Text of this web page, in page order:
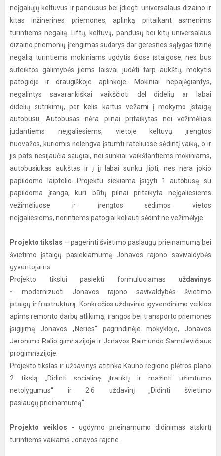
neįgaliųjų keltuvus ir pandusus bei įdiegti universalaus dizaino ir
kitas inžinerines priemones, aplinką pritaikant asmenims
turintiems negalią. Liftų, keltuvų, pandusų bei kitų universalaus
dizaino priemonių įrengimas sudarys dar geresnes sąlygas fizinę
negalią turintiems mokiniams ugdytis šiose įstaigose, nes bus
suteiktos galimybės jiems laisvai judėti tarp aukštų, mokytis
patogioje ir draugiškoje aplinkoje. Mokiniai nepajėgiantys,
negalintys savarankiškai vaikščioti dėl didelių ar labai
didelių sutrikimų, per kelis kartus vežami į mokymo įstaigą
autobusu. Autobusas nėra pilnai pritaikytas nei vežimėliais
judantiems neįgaliesiems, vietoje keltuvų įrengtos
nuovažos, kuriomis nelengva įstumti rateliuose sėdintį vaiką, o ir
jis pats nesijaučia saugiai, nei sunkiai vaikštantiems mokiniams,
autobusiukas aukštas ir į jį labai sunku įlipti, nes nėra jokio
papildomo laiptelio. Projektu siekiama įsigyti 1 autobusą su
papildoma įranga, kuri būtų pilnai pritaikyta neįgaliesiems
vežimėliuose ir įrengtos sėdimos vietos
neįgaliesiems, norintiems patogiai keliauti sėdint ne vežimėlyje.
Projekto tikslas – pagerinti švietimo paslaugų prieinamumą bei
švietimo įstaigų pasiekiamumą Jonavos rajono savivaldybės
gyventojams.
Projekto tikslui pasiekti formuluojamas uždavinys
- modernizuoti Jonavos rajono savivaldybės švietimo
įstaigų infrastruktūrą. Konkrečios uždavinio įgyvendinimo veiklos
apims remonto darbų atlikimą, įrangos bei transporto priemonės
įsigijimą Jonavos „Neries“ pagrindinėje mokykloje, Jonavos
Jeronimo Ralio gimnazijoje ir Jonavos Raimundo Samulevičiaus
progimnazijoje.
Projekto tikslas ir uždavinys atitinka Kauno regiono plėtros plano
2 tikslą „Didinti socialinę įtrauktį ir mažinti užimtumo
netolygumus“ ir 2.6 uždavinį „Didinti švietimo
paslaugų prieinamumą“.
Projekto veiklos - ugdymo prieinamumo didinimas atskirtį
turintiems vaikams Jonavos rajone.